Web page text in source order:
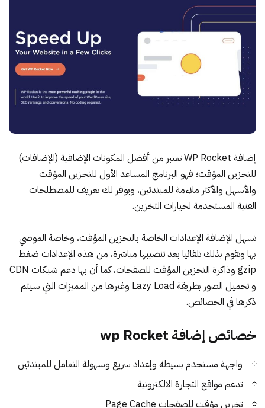
إضافة WP Rocket تعتبر من أفضل المكونات الإضافية (الإضافات)
للتخزين المؤقت؛ فهو البرنامج المساعد الأول للتخزين المؤقت
والأسهل والأكثر ملاءمة للمبتدئين، ويوفر لك تعريف للمصطلحات
الفنية المستخدمة لخيارات التخزين.
تسهل الإضافة الإعدادات الخاصة بالتخزين المؤقت، وخاصة الموصي
بها وتقوم بذلك تلقائيا بعد تنصيبها مباشرة، من هذه الإعدادات ضغط
gzip وذاكرة التخزين المؤقت للصفحات، كما أن بها دعم شبكات CDN
و تحميل الصور بطريقة Lazy Load وغيرها من المميزات التي سيتم
ذكرها في الخصائص.
خصائص إضافة wp Rocket
واجهة مستخدم بسيطة وإعداد سريع وسهولة التعامل للمبتدئين
تدعم مواقع التجارة الالكترونية
تخزين مؤقت للصفحات Page Cache